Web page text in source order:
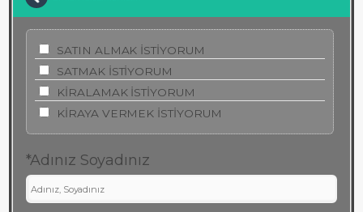
SATIN ALMAK İSTİYORUM
SATMAK İSTİYORUM
KİRALAMAK İSTİYORUM
KİRAYA VERMEK İSTİYORUM
*Adınız Soyadınız